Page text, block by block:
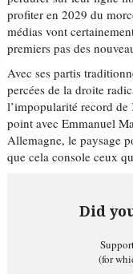
profiter en 2029 du
médias vont
premiers pas des
Avec ses partis
percées de la droite
l’impopularité record de
point avec Emmanuel
Allemagne, le paysage
que cela console ceux
Did
(for